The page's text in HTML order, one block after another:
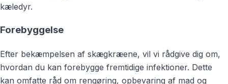
kæledyr.
Forebyggelse
Efter bekæmpelsen af skægkræene, vil vi rådgive dig om,
hvordan du kan forebygge fremtidige infektioner. Dette
kan omfatte råd om rengøring, opbevaring af mad og